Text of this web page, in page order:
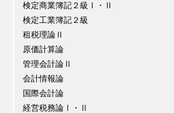
検定商業簿記２級Ⅰ・Ⅱ
検定工業簿記２級
租税理論Ⅱ
原価計算論
管理会計論Ⅱ
会計情報論
国際会計論
経営税務論Ⅰ・Ⅱ